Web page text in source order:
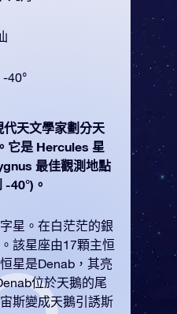
-40°
天文學家劃分天
它是 Hercules 星
最佳觀測地點
40°)。
星。在白茫茫的銀
該星座由17顆主恒
星是Denab，其亮
位於天鵝的尾
斯變成天鵝引誘斯